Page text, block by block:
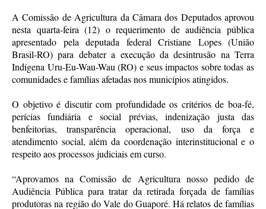
A Comissão de Agricultura da Câmara dos Deputados aprovou
nesta quarta-feira (12) o requerimento de audiência pública
apresentado pela deputada federal Cristiane Lopes (União
Brasil-RO) para debater a execução da desintrusão na Terra
Indígena Uru-Eu-Wau-Wau (RO) e seus impactos sobre todas as
comunidades e famílias afetadas nos municípios atingidos.
O objetivo é discutir com profundidade os critérios de boa-fé,
perícias fundiária e social prévias, indenização justa das
benfeitorias, transparência operacional, uso da força e
atendimento social, além da coordenação interinstitucional e o
respeito aos processos judiciais em curso.
“Aprovamos na Comissão de Agricultura nosso pedido de
Audiência Pública para tratar da retirada forçada de famílias
produtoras na região do Vale do Guaporé. Há relatos de famílias